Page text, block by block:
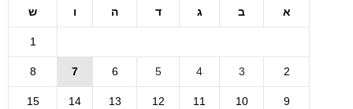
א ב ג ד ה ו ש
1
2
3
4
5
6
7
8
9
10
11
12
13
14
15